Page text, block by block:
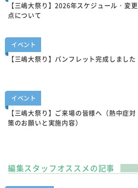
【三嶋大祭り】2026年スケジュール・変更
点について
イベント
【三嶋大祭り】パンフレット完成しました
イベント
【三嶋大祭り】ご来場の皆様へ（熱中症対
策のお願いと実施内容）
編集スタッフオススメの記事